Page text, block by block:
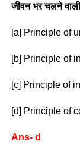
जीवन भर चलने वाली
[a] Principle of
[b] Principle of
[c] Principle of
[d] Principle of
Ans- d